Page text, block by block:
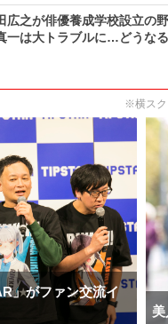
広之が俳優養成学校設立の
一は大トラブルに…どうな
※横ス
」がファン交流イ